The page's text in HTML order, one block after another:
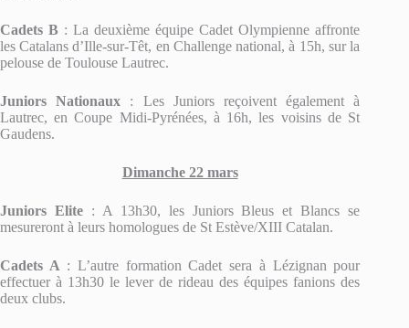
Cadets B : La deuxième équipe Cadet Olympienne affronte
les Catalans d’Ille-sur-Têt, en Challenge national, à 15h, sur la
pelouse de Toulouse Lautrec.
Juniors Nationaux : Les Juniors reçoivent également à
Lautrec, en Coupe Midi-Pyrénées, à 16h, les voisins de St
Gaudens.
Dimanche 22 mars
Juniors Elite: A 13h30, les Juniors Bleus et Blancs se
mesureront à leurs homologues de St Estève/XIII Catalan.
Cadets A : L’autre formation Cadet sera à Lézignan pour
effectuer à 13h30 le lever de rideau des équipes fanions des
deux clubs.